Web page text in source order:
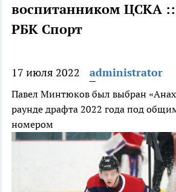
воспитанником ЦСКА
РБК Спорт
17 июля 2022 administrator
Павел Минтюков был выбран
раунде драфта 2022 года под
номером